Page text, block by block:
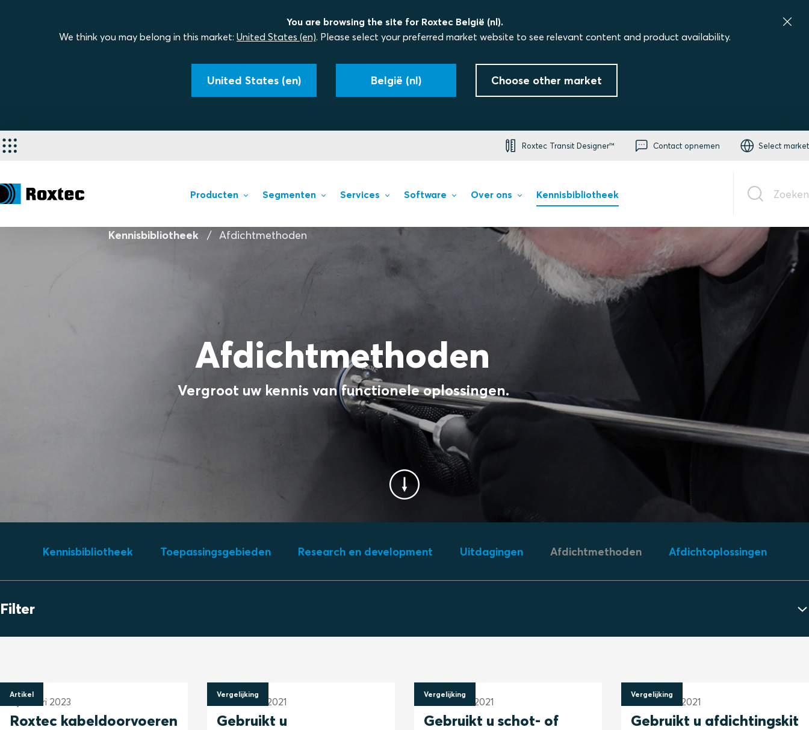
You are browsing the site for Roxtec België (nl).
We think you may belong in this market: United States (en). Please select your preferred market website to see relevant content and product availability.
United States (en) België (nl) Choose other market
Roxtec Transit Designer™ Contact opnemen Select market
Producten Segmenten Services Software Over ons Kennisbibliotheek Zoeken
Kennisbibliotheek Afdichtmethoden
Afdichtmethoden
Vergroot uw kennis van functionele oplossingen.
Kennisbibliotheek Toepassingsgebieden Research en development Uitdagingen Afdichtmethoden Afdichtoplossingen
Filter
Artikel
5 januari 2023
Roxtec kabeldoorvoeren
Vergelijking
22 februari 2021
Gebruikt u
Vergelijking
22 februari 2021
Gebruikt u schot- of
Vergelijking
22 februari 2021
Gebruikt u afdichtingskit